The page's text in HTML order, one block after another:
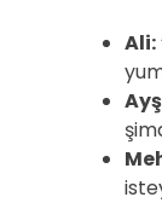
Ali: